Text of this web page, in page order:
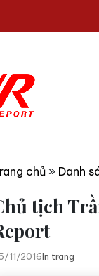
chủ » Danh
tịch
11/2016In trang